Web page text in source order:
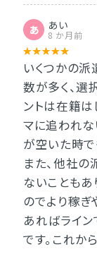
あ あい
8 か月前
いくつかの
数が多く、選
ントは在籍は
マに追われ
が空いた時で
また、他社
ないこともあ
のでより稼ぎ
あればライ
です。これか